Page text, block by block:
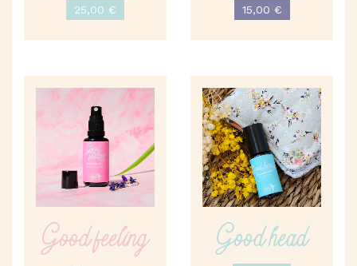
25,00 € 15,00 €
Good feeling
Good head